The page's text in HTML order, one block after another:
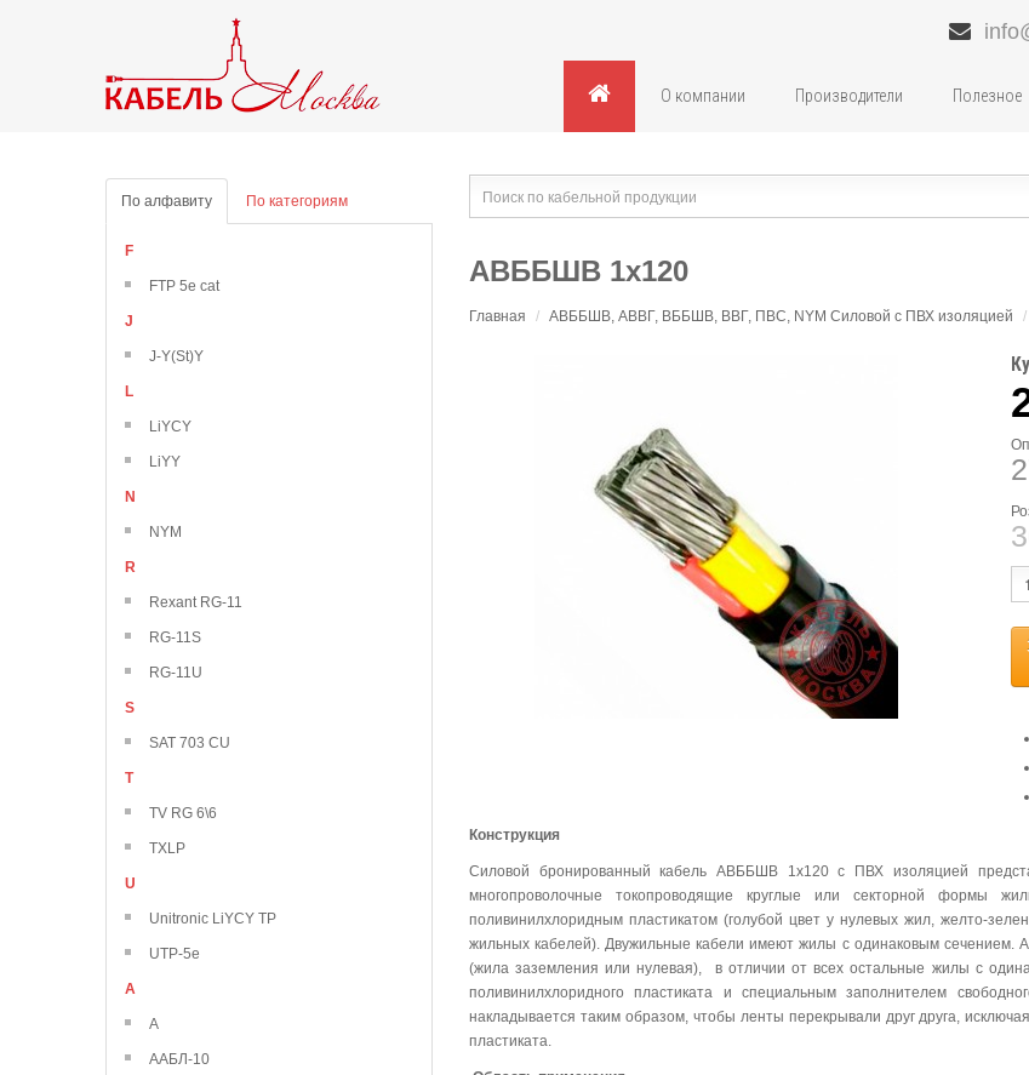
О компании Производители Полезное
По алфавиту По категориям
F
FTP 5e cat
J
J-Y(St)Y
L
LiYCY
LiYY
N
NYM
R
Rexant RG-11
RG-11S
RG-11U
S
SAT 703 CU
T
TV RG 6\6
TXLP
U
Unitronic LiYCY TP
UTP-5e
А
А
ААБЛ-10
АВББШВ 1х120
Главная / АВББШВ, АВВГ, ВББШВ, ВВГ, ПВС, NYM Силовой с ПВХ изоляцией /
Конструкция
Силовой бронированный кабель АВББШВ 1х120 с ПВХ изоляцией
многопроволочные токопроводящие круглые или секторной формы
поливинилхлоридным пластикатом (голубой цвет у нулевых жил, желто-
жильных кабелей). Двужильные кабели имеют жилы с одинаковым сечением.
(жила заземления или нулевая), в отличии от всех остальные жилы с
поливинилхлоридного пластиката и специальным заполнителем
накладывается таким образом, чтобы ленты перекрывали друг друга,
пластиката.